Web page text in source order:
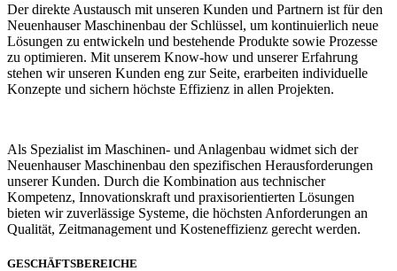
Der direkte Austausch mit unseren Kunden und Partnern ist für den
Neuenhauser Maschinenbau der Schlüssel, um kontinuierlich neue
Lösungen zu entwickeln und bestehende Produkte sowie Prozesse
zu optimieren. Mit unserem Know-how und unserer Erfahrung
stehen wir unseren Kunden eng zur Seite, erarbeiten individuelle
Konzepte und sichern höchste Effizienz in allen Projekten.
Als Spezialist im Maschinen- und Anlagenbau widmet sich der
Neuenhauser Maschinenbau den spezifischen Herausforderungen
unserer Kunden. Durch die Kombination aus technischer
Kompetenz, Innovationskraft und praxisorientierten Lösungen
bieten wir zuverlässige Systeme, die höchsten Anforderungen an
Qualität, Zeitmanagement und Kosteneffizienz gerecht werden.
GESCHÄFTSBEREICHE